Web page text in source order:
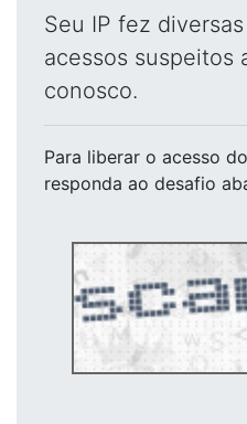
Seu IP fez
acessos suspeitos
conosco.
Para liberar o acesso
responda ao desafio